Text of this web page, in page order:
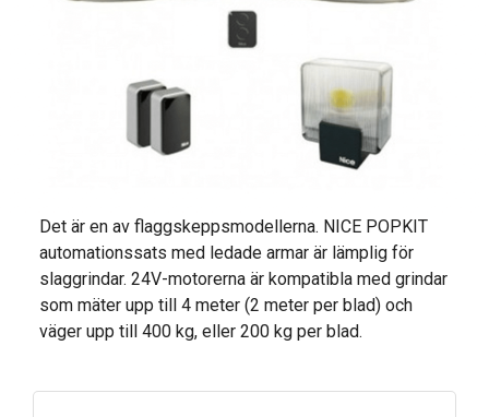
Det är en av flaggskeppsmodellerna. NICE POPKIT
automationssats med ledade armar är lämplig för
slaggrindar. 24V-motorerna är kompatibla med grindar
som mäter upp till 4 meter (2 meter per blad) och
väger upp till 400 kg, eller 200 kg per blad.